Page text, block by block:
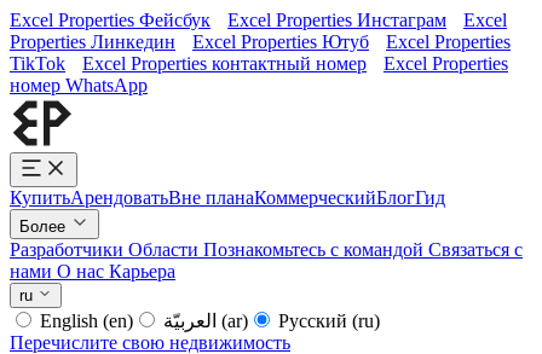
Excel Properties Фейсбук Excel Properties Инстаграм
Excel
Properties Линкедин
Excel Properties Ютуб
Excel Properties
TikTok
Excel Properties контактный номер
Excel Properties
номер WhatsApp
КупитьАрендоватьВне планаКоммерческийБлогГид
Более
Разработчики Области Познакомьтесь с командой Связаться с
нами О нас Карьера
ru
English (en) (ar) Русский (ru)
Перечислите свою недвижимость